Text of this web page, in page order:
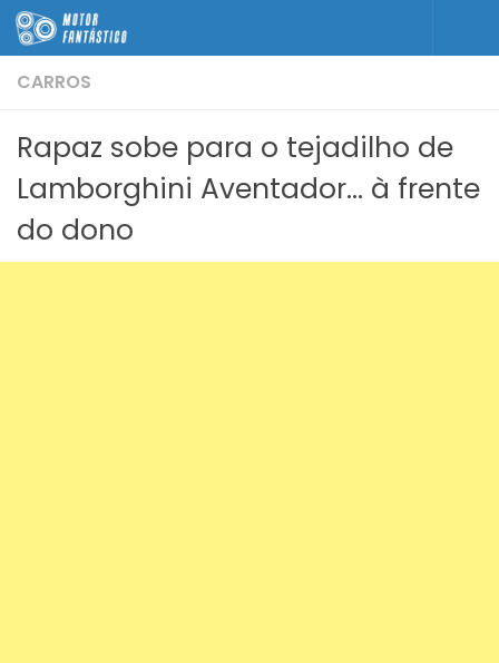
Skip to content
CARROS
Rapaz sobe para o tejadilho de
Lamborghini Aventador… à frente
do dono